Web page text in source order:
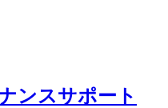
ンスサポート